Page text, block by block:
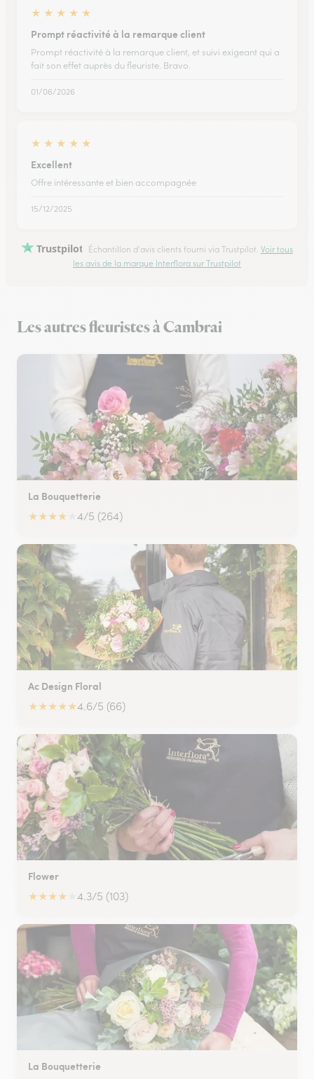
★ ★ ★ ★ ★
Prompt réactivité à la remarque client
Prompt réactivité à la remarque client, et suivi exigeant qui a
fait son effet auprès du fleuriste. Bravo.
01/06/2026
★ ★ ★ ★ ★
Excellent
Offre intéressante et bien accompagnée
15/12/2025
Trustpilot Échantillon d'avis clients fourni via Trustpilot. Voir tous
les avis de la marque Interflora sur Trustpilot
Les autres fleuristes à Cambrai
La Bouquetterie
★★★★ 4/5 (264)
Ac Design Floral
★★★★★4.6/5 (66)
Flower
★★★★ 4.3/5 (103)
La Bouquetterie